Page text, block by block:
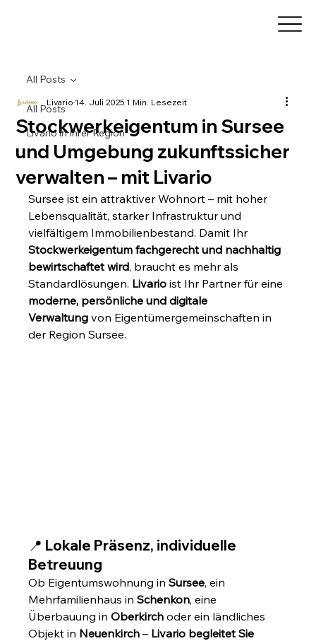
All Posts
Livario in Ihrer Region
All Posts
Stockwerkeigentum in Sursee
und Umgebung zukunftssicher
verwalten – mit Livario
Livario14. Juli 20251 Min. Lesezeit
Sursee ist ein attraktiver Wohnort – mit hoher
Lebensqualität, starker Infrastruktur und
vielfältigem Immobilienbestand. Damit Ihr
Stockwerkeigentum fachgerecht und nachhaltig
bewirtschaftet wird, braucht es mehr als
Standardlösungen. Livario ist Ihr Partner für eine
moderne, persönliche und digitale
Verwaltung von Eigentümergemeinschaften in
der Region Sursee.
📍 Lokale Präsenz, individuelle
Betreuung
Ob Eigentumswohnung in Sursee, ein
Mehrfamilienhaus in Schenkon, eine
Überbauung in Oberkirch oder ein ländliches
Objekt in Neuenkirch – Livario begleitet Sie